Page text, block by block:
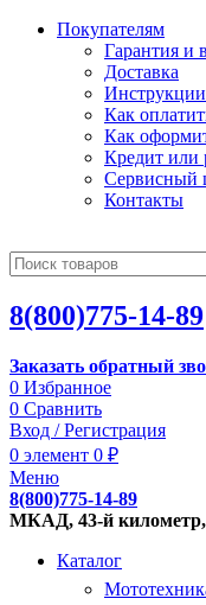
Покупателям
Гарантия и
Доставка
Как
Как
Кредит или
Сервисный
Контакты
8(800)775-14-89
Заказать обратный
0 Избранное
0 Сравнить
Вход / Регистрация
0 элемент 0 ₽
Меню
8(800)775-14-89
МКАД, 43-й
Каталог